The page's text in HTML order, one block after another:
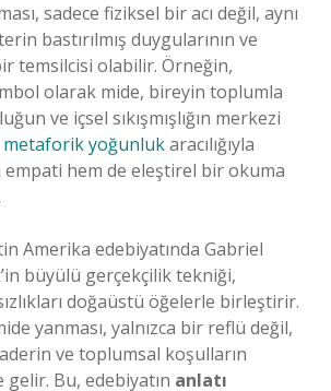
sadece fiziksel bir acı değil, aynı
bastırılmış duygularının ve
temsilcisi olabilir. Örneğin,
olarak mide, bireyin toplumla
ve içsel sıkışmışlığın merkezi
metaforik yoğunlukaracılığıyla
hem de eleştirel bir okuma
Amerika edebiyatında Gabriel
büyülü gerçekçilik tekniği,
doğaüstü öğelerle birleştirir.
yanması, yalnızca bir reflü değil,
ve toplumsal koşulların
Bu, edebiyatın anlatı